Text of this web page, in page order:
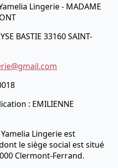
Lingerie - MADAME
BASTIE 33160 SAINT-
: EMILIENNE
Lingerie est
le siège social est situé
Clermont-Ferrand.